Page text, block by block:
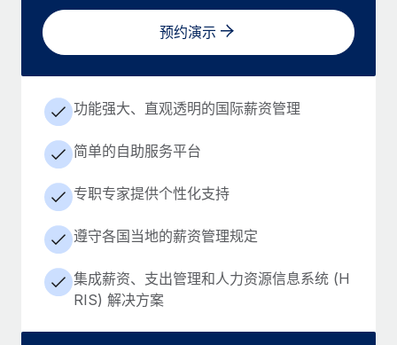
预约演示
功能强大、直观透明的国际薪资管理
简单的自助服务平台
专职专家提供个性化支持
遵守各国当地的薪资管理规定
集成薪资、支出管理和人力资源信息系统 (H
RIS) 解决方案